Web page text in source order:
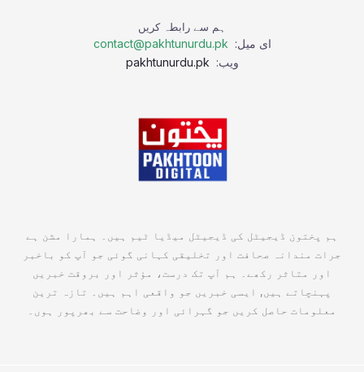
ہم سے رابطہ کریں
ای میل: contact@pakhtunurdu.pk
ویب:
ہم پختون ڈیجیٹل کی ڈیجیٹل میڈیا ٹیم ہیں۔ ہمارا مشن ہے
جرات مندانہ صحافت اور تخلیقی کہانی گوئی جو آپ کو باخبر
اور متاثر رکھے۔ ہم آپ تک درست، مؤثر اور بروقت خبریں
پہنچاتے ہیں, ایسی خبریں جو واقعی اہم ہیں۔ تازہ ترین
معلومات حاصل کریں جو گہرائی اور وضاحت سے بھرپور ہوں۔